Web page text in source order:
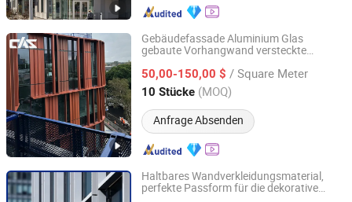
Gebäudefassade Aluminium Glas
gebaute Vorhangwand versteckte
50,00-150,00 $ / Square Meter
10 Stücke (MOQ)
Anfrage Absenden
Cas Facade Co., Ltd
Guangdong, China Seit 2025
Haltbares Wandverkleidungsmaterial,
perfekte Passform für die dekorative
Shandong Waterdrop Supply Chain Co., Ltd.